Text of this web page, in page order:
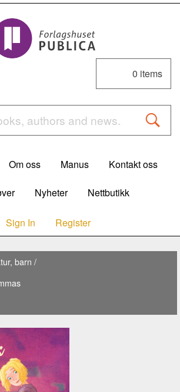
0 items
Om oss Manus Kontakt oss
Nyheter Nettbutikk
Sign In Register
barn /